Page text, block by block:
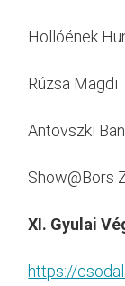
Hollóének
Rúzsa Magdi
Antovszki
Show@Bors
XI. Gyulai
https://